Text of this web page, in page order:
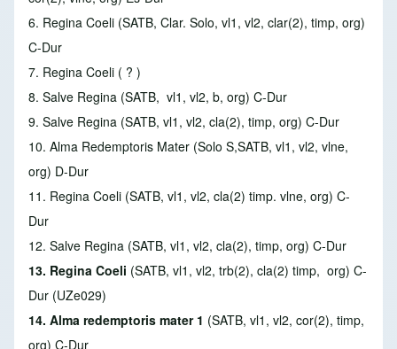
6. Regina Coeli (SATB, Clar. Solo, vl1, vl2, clar(2), timp, org)
C-Dur
7. Regina Coeli ( ? )
8. Salve Regina (SATB, vl1, vl2, b, org) C-Dur
9. Salve Regina (SATB, vl1, vl2, cla(2), timp, org) C-Dur
10. Alma Redemptoris Mater (Solo S,SATB, vl1, vl2, vlne,
org) D-Dur
11. Regina Coeli (SATB, vl1, vl2, cla(2) timp. vlne, org) C-
Dur
12. Salve Regina (SATB, vl1, vl2, cla(2), timp, org) C-Dur
13. Regina Coeli (SATB, vl1, vl2, trb(2), cla(2) timp, org) C-
Dur (UZe029)
14. Alma redemptoris mater 1 (SATB, vl1, vl2, cor(2), timp,
org) C-Dur